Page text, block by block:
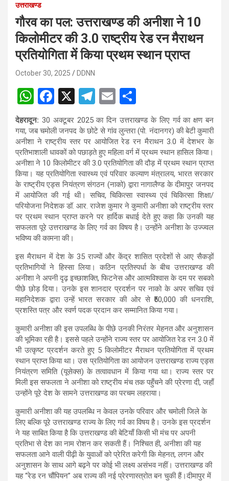
उत्तराखण्ड
गौरव का पल: उत्तराखण्ड की अनीशा ने 10
किलोमीटर की 3.0 राष्ट्रीय रेड रन मैराथन
प्रतियोगिता में किया प्रथम स्थान प्राप्त
October 30, 2025 DDNN
W
h
at
s
A
p
p
F
a
ce
b
o
o
k
X
T
el
e
gr
a
m
E
m
ail
h
ar
e
देहरादून: 30 अक्टूबर 2025 का दिन उत्तराखण्ड के लिए गर्व का क्षण बन
गया, जब चमोली जनपद के छोटे से गांव लुन्तरा (पो. नंदानगर) की बेटी कुमारी
अनीशा ने राष्ट्रीय स्तर पर आयोजित रेड रन मैराथन 3.0 में देशभर के
प्रतिभाशाली धावकों को पछाड़ते हुए महिला वर्ग में प्रथम स्थान हासिल किया।
अनीशा ने 10 किलोमीटर की 3.0 प्रतियोगिता की दौड़ में प्रथम स्थान प्राप्त
किया। यह प्रतियोगिता स्वास्थ्य एवं परिवार कल्याण मंत्रालय, भारत सरकार
के राष्ट्रीय एड्स नियंत्रण संगठन (नाको) द्वारा नागालैण्ड के दीमापुर जनपद
में आयोजित की गई थी। सचिव, चिकित्सा स्वास्थ्य एवं चिकित्सा शिक्षा/
परियोजना निदेशक डॉ. आर. राजेश कुमार ने कुमारी अनीशा को राष्ट्रीय स्तर
पर प्रथम स्थान प्राप्त करने पर हार्दिक बधाई देते हुए कहा कि उनकी यह
सफलता पूरे उत्तराखण्ड के लिए गर्व का विषय है। उन्होंने अनीशा के उज्ज्वल
भविष्य की कामना की।
इस मैराथन में देश के 35 राज्यों और केंद्र शासित प्रदेशों से आए सैकड़ों
प्रतिभागियों ने हिस्सा लिया। कठिन प्रतिस्पर्धा के बीच उत्तराखण्ड की
अनीशा ने अपनी दृढ़ इच्छाशक्ति, फिटनेस और आत्मविश्वास के दम पर सबको
पीछे छोड़ दिया। उनके इस शानदार प्रदर्शन पर नाको के अपर सचिव एवं
महानिदेशक द्वारा उन्हें भारत सरकार की ओर से ₹50,000 की धनराशि,
प्रशस्ति पत्र और स्वर्ण पदक प्रदान कर सम्मानित किया गया।
कुमारी अनीशा की इस उपलब्धि के पीछे उनकी निरंतर मेहनत और अनुशासन
की भूमिका रही है। इससे पहले उन्होंने राज्य स्तर पर आयोजित रेड रन 3.0 में
भी उत्कृष्ट प्रदर्शन करते हुए 5 किलोमीटर मैराथन प्रतियोगिता में प्रथम
स्थान प्राप्त किया था। उस प्रतियोगिता का आयोजन उत्तराखण्ड राज्य एड्स
नियंत्रण समिति (यूसेक्स) के तत्वावधान में किया गया था। राज्य स्तर पर
मिली इस सफलता ने अनीशा को राष्ट्रीय मंच तक पहुँचने की प्रेरणा दी, जहाँ
उन्होंने पूरे देश के सामने उत्तराखण्ड का परचम लहराया।
कुमारी अनीशा की यह उपलब्धि न केवल उनके परिवार और चमोली जिले के
लिए बल्कि पूरे उत्तराखण्ड राज्य के लिए गर्व का विषय है। उनके इस प्रदर्शन
ने यह साबित किया है कि उत्तराखण्ड की बेटियाँ किसी भी मंच पर अपनी
प्रतिभा से देश का नाम रोशन कर सकती हैं। निश्चित ही, अनीशा की यह
सफलता आने वाली पीढ़ी के युवाओं को प्रेरित करेगी कि मेहनत, लगन और
अनुशासन के साथ आगे बढ़ने पर कोई भी लक्ष्य असंभव नहीं। उत्तराखण्ड की
यह “रेड रन चौंपियन” अब राज्य की नई प्रेरणास्त्रोत बन चुकी हैं।दीमापुर में